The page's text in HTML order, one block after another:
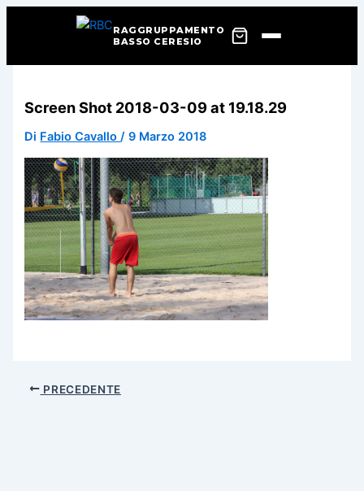
RAGGRUPPAMENTO
BASSO CERESIO
contenuto
Screen Shot 2018-03-09 at 19.18.29
Di Fabio Cavallo/9 Marzo 2018
PRECEDENTE